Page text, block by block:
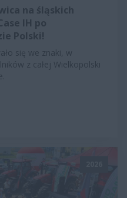
na śląskich
IH po
Polski!
się we znaki, w
z całej Wielkopolski